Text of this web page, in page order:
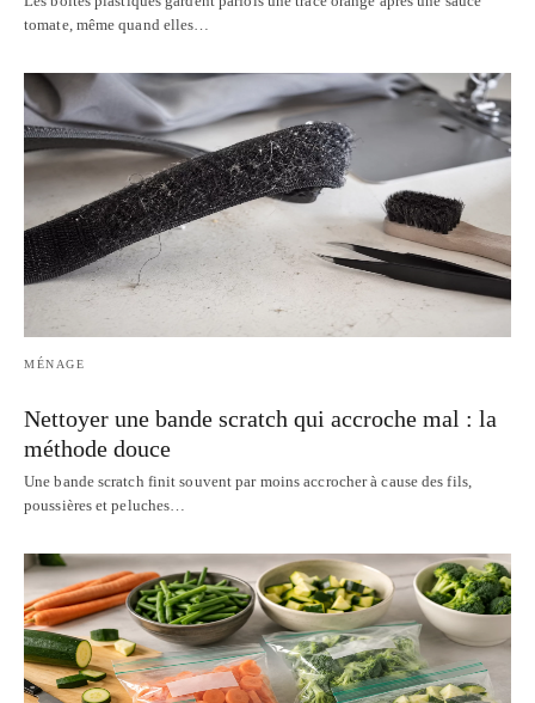
tomate, même quand elles…
MÉNAGE
Nettoyer une bande scratch qui accroche mal : la
méthode douce
Une bande scratch finit souvent par moins accrocher à cause des fils,
poussières et peluches…